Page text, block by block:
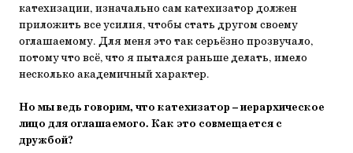
катехизации, изначально сам катехизатор должен
приложить все усилия, чтобы стать другом своему
оглашаемому. Для меня это так серьёзно прозвучало,
потому что всё, что я пытался раньше делать, имело
несколько академичный характер.
Но мы ведь говорим, что катехизатор – иерархическое
лицо для оглашаемого. Как это совмещается с
дружбой?